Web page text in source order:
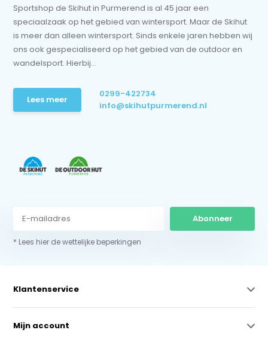
Sportshop de Skihut in Purmerend is al 45 jaar een
speciaalzaak op het gebied van wintersport. Maar de Skihut
is meer dan alleen wintersport. Sinds enkele jaren hebben wij
ons ook gespecialiseerd op het gebied van de outdoor en
wandelsport. Hierbij...
Lees meer
0299-422734
info@skihutpurmerend.nl
Abonneer
* Lees hier de wettelijke beperkingen
Klantenservice
Mijn account